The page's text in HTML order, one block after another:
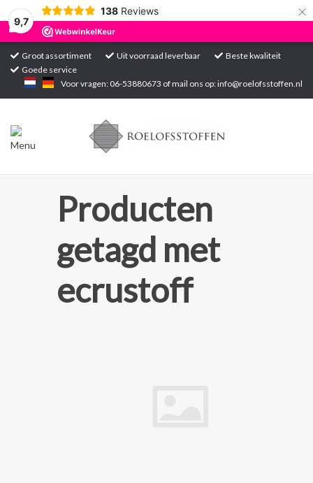
9,7
138 Reviews ×
Groot assortiment Uit voorraad leverbaar
Beste kwaliteit
Goede service
Voor vragen: 06-53880673 of mail ons op:info@roelofsstoffen.nl
Home
Producten
getagd met
ecrustoff